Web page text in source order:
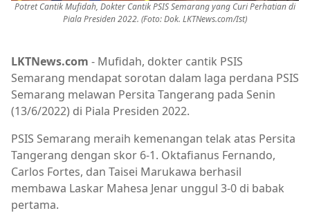
Potret Cantik Mufidah, Dokter Cantik PSIS Semarang yang Curi Perhatian di
Piala Presiden 2022. (Foto: Dok. LKTNews.com/Ist)
LKTNews.com - Mufidah, dokter cantik PSIS
Semarang mendapat sorotan dalam laga perdana PSIS
Semarang melawan Persita Tangerang pada Senin
(13/6/2022) di Piala Presiden 2022.
PSIS Semarang meraih kemenangan telak atas Persita
Tangerang dengan skor 6-1. Oktafianus Fernando,
Carlos Fortes, dan Taisei Marukawa berhasil
membawa Laskar Mahesa Jenar unggul 3-0 di babak
pertama.